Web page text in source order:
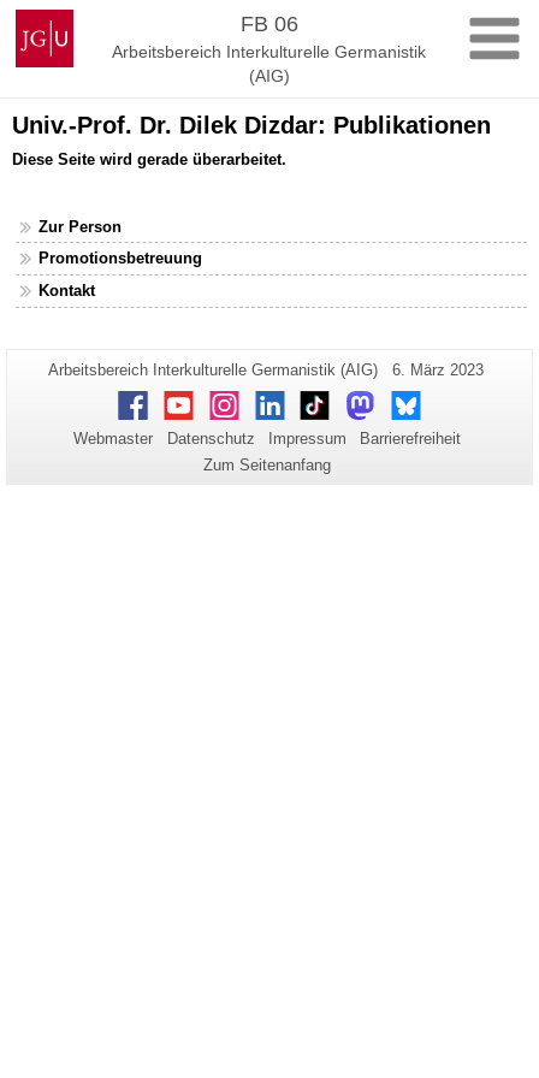
Zum
Inhalt
springen
Johannes
Gutenberg-
Universität
FB 06
Arbeitsbereich Interkulturelle Germanistik
(AIG)
Univ.-Prof. Dr. Dilek Dizdar: Publikationen
Diese Seite wird gerade überarbeitet.
Zur Person
Promotionsbetreuung
Kontakt
Zusätzliche
Informationen
zu
dieser
Seite
Seiten-
Arbeitsbereich Interkulturelle Germanistik (AIG)
Letzte
Aktualisierung:
6. März 2023
Facebook
YoutubeInstagram
LinkedInTikTokMastodonBluesky
Webmaster Datenschutz Impressum
Barrierefreiheit
Zum Seitenanfang